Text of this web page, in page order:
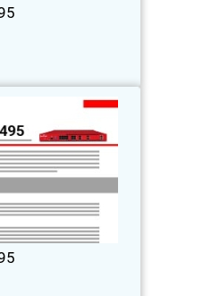
Firebox M495
grandes ou sedes
usuários. Oferece
uma capacidade de
de UTM de 6,3 Gbps e